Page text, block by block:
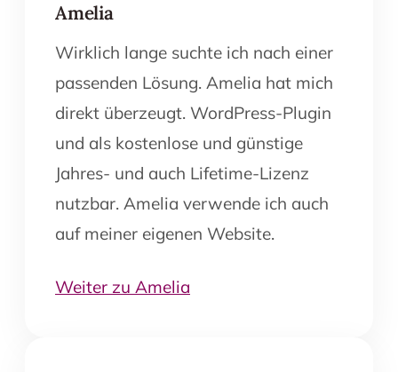
Amelia
Wirklich lange suchte ich nach einer
passenden Lösung. Amelia hat mich
direkt überzeugt. WordPress-Plugin
und als kostenlose und günstige
Jahres- und auch Lifetime-Lizenz
nutzbar. Amelia verwende ich auch
auf meiner eigenen Website.
Weiter zu Amelia